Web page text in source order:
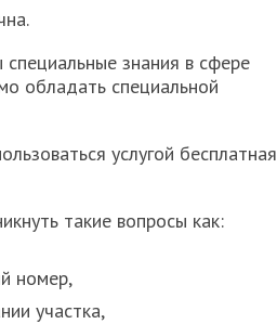
знания в сфере
обладать специальной
услугой бесплатная
такие вопросы как:
номер,
участка,